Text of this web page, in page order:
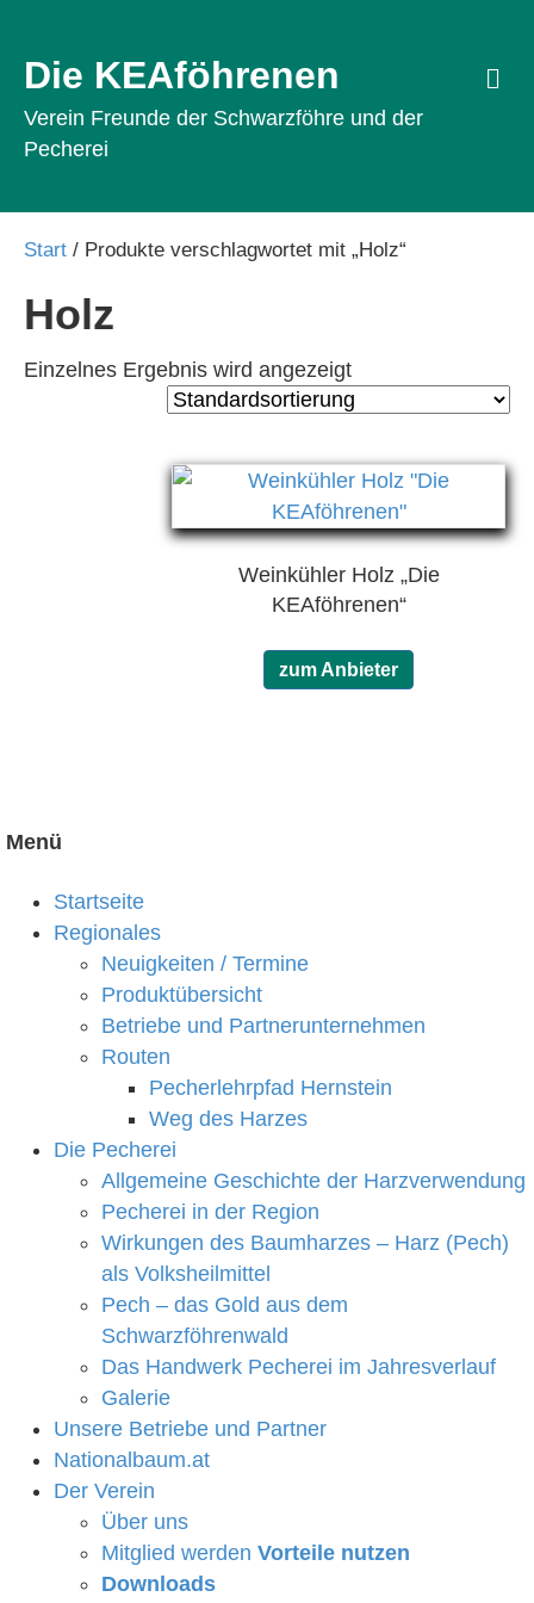
Die KEAföhrenen
Verein Freunde der Schwarzföhre und der
Pecherei
Start / Produkte verschlagwortet mit „Holz“
Holz
Einzelnes Ergebnis wird angezeigt
Weinkühler Holz „Die
KEAföhrenen“
zum Anbieter
Menü
Startseite
Regionales
Neuigkeiten / Termine
Produktübersicht
Betriebe und Partnerunternehmen
Routen
Pecherlehrpfad Hernstein
Weg des Harzes
Die Pecherei
Allgemeine Geschichte der Harzverwendung
Pecherei in der Region
Wirkungen des Baumharzes – Harz (Pech)
als Volksheilmittel
Pech – das Gold aus dem
Schwarzföhrenwald
Das Handwerk Pecherei im Jahresverlauf
Galerie
Unsere Betriebe und Partner
Nationalbaum.at
Der Verein
Über uns
Mitglied werden Vorteile nutzen
Downloads